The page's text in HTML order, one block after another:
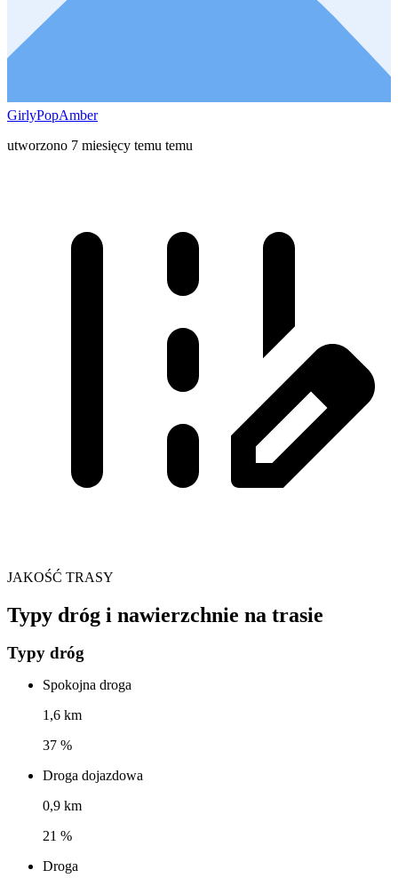
GirlyPopAmber
utworzono 7 miesięcy temu temu
JAKOŚĆ TRASY
Typy dróg i nawierzchnie na trasie
Typy dróg
Spokojna droga
1,6 km
37 %
Droga dojazdowa
0,9 km
21 %
Droga